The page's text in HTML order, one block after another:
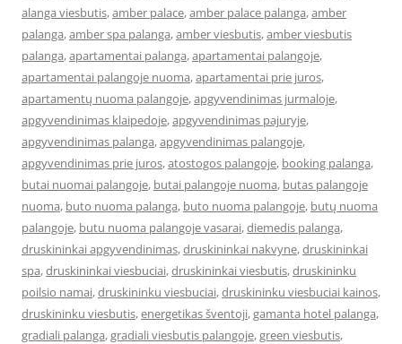
alanga viesbutis,amber palace,amber palace palanga,amber
palanga,amber spa palanga,amber viesbutis,amber viesbutis
palanga,apartamentai palanga,apartamentai palangoje,
apartamentai palangoje nuoma,apartamentai prie juros,
apartamentų nuoma palangoje,apgyvendinimas jurmaloje,
apgyvendinimas klaipedoje,apgyvendinimas pajuryje,
apgyvendinimas palanga,apgyvendinimas palangoje,
apgyvendinimas prie juros,atostogos palangoje, booking palanga,
butai nuomai palangoje, butai palangoje nuoma, butas palangoje
nuoma, buto nuoma palanga, buto nuoma palangoje, butų nuoma
palangoje, butu nuoma palangoje vasarai,diemedis palanga,
druskininkai apgyvendinimas,druskininkai nakvyne,druskininkai
spa,druskininkai viesbuciai,druskininkai viesbutis,druskininku
poilsio namai,druskininku viesbuciai,druskininku viesbuciai kainos,
druskininku viesbutis,energetikas šventoji,gamanta hotel palanga,
gradiali palanga,gradiali viesbutis palangoje,green viesbutis,